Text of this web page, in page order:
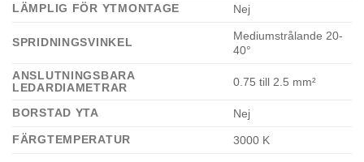
LÄMPLIG FÖR YTMONTAGE Nej
SPRIDNINGSVINKEL
Mediumstrålande 20-
40°
ANSLUTNINGSBARA
LEDARDIAMETRAR
0.75 till 2.5 mm²
BORSTAD YTA
Nej
FÄRGTEMPERATUR
3000 K